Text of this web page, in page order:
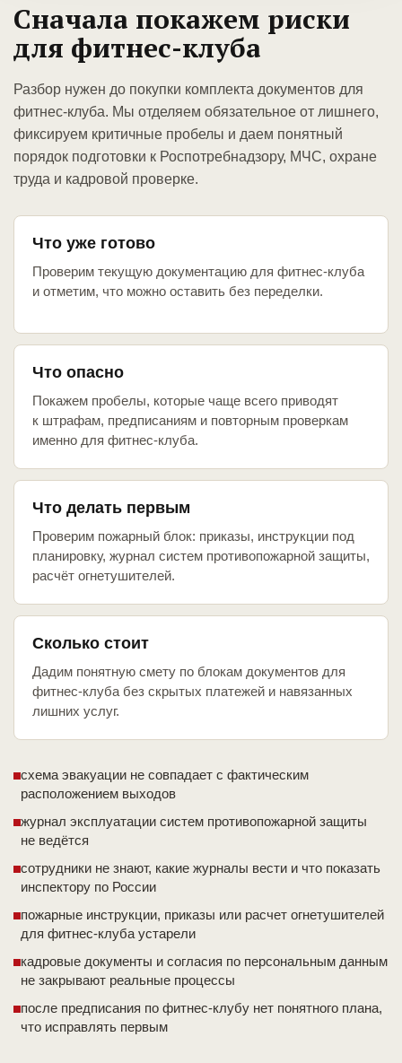
Сначала покажем риски
для фитнес-клуба
Разбор нужен до покупки комплекта документов для
фитнес-клуба. Мы отделяем обязательное от лишнего,
фиксируем критичные пробелы и даем понятный
порядок подготовки к Роспотребнадзору, МЧС, охране
труда и кадровой проверке.
Что уже готово
Проверим текущую документацию для фитнес-клуба
и отметим, что можно оставить без переделки.
Что опасно
Покажем пробелы, которые чаще всего приводят
к штрафам, предписаниям и повторным проверкам
именно для фитнес-клуба.
Что делать первым
Проверим пожарный блок: приказы, инструкции под
планировку, журнал систем противопожарной защиты,
расчёт огнетушителей.
Сколько стоит
Дадим понятную смету по блокам документов для
фитнес-клуба без скрытых платежей и навязанных
лишних услуг.
схема эвакуации не совпадает с фактическим
расположением выходов
журнал эксплуатации систем противопожарной защиты
не ведётся
сотрудники не знают, какие журналы вести и что показать
инспектору по России
пожарные инструкции, приказы или расчет огнетушителей
для фитнес-клуба устарели
кадровые документы и согласия по персональным данным
не закрывают реальные процессы
после предписания по фитнес-клубу нет понятного плана,
что исправлять первым